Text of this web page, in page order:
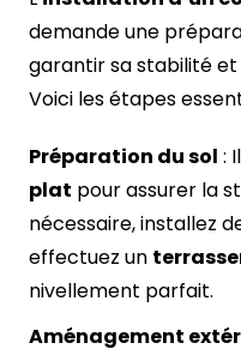
demande une
garantir sa stabilité
Voici les étapes
Préparation du sol :
plat pour assurer la
nécessaire, installez
effectuez un
nivellement parfait.
Aménagement